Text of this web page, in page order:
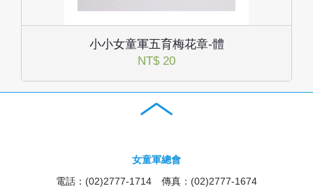
小小女童軍五育梅花章-體
NT$ 20
女童軍總會
電話：(02)2777-1714 傳真：(02)2777-1674